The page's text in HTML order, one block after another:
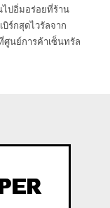
ไปอิ่มอร่อยที่ร้าน
บิร์กสุดไวรัลจาก
ศูนย์การค้าเซ็นทรัล